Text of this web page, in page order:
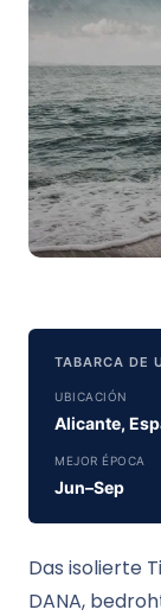
TABARCA DE
UBICACIÓN
Alicante,
MEJOR ÉPOCA
Jun–Sep
Das isolierte
DANA,